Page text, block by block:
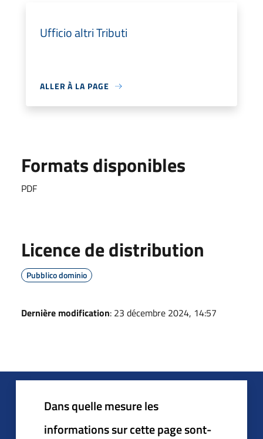
Ufficio altri Tributi
ALLER À LA PAGE
Formats disponibles
PDF
Licence de distribution
Pubblico dominio
Dernière modification: 23 décembre 2024, 14:57
Dans quelle mesure les
informations sur cette page sont-